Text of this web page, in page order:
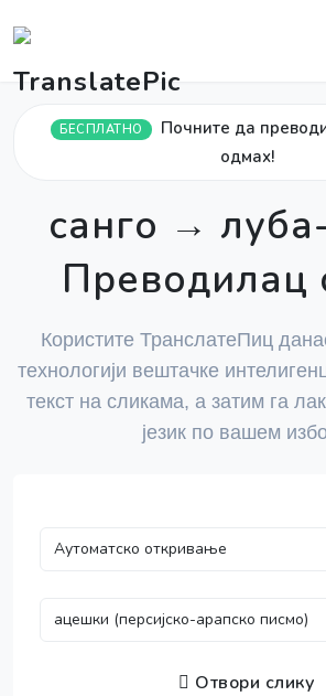
БЕСПЛАТНО
Почните да
одмах!
санго →
Преводилац
Користите ТранслатеПиц
технологији вештачке
текст на сликама, а затим га
језик по вашем
Отвори слику